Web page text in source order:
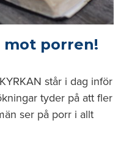
mot porren!
står i dag inför
tyder på att fler
ser på porr i allt